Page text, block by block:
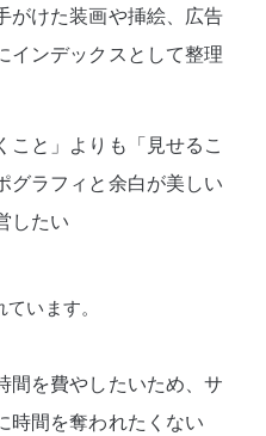
がけた装画や挿絵、広告
インデックスとして整理
こと」よりも「見せるこ
グラフィと余白が美しい
したい
います。
間を費やしたいため、サ
時間を奪われたくない